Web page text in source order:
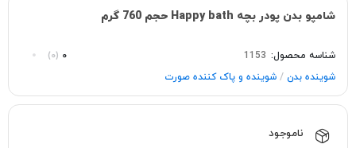
شامپو بدن پودر بچه Happy bath حجم 760 گرم
شناسه محصول: 1153
0
(0)
شوینده بدن / شوینده و پاک‌ کننده صورت
ناموجود